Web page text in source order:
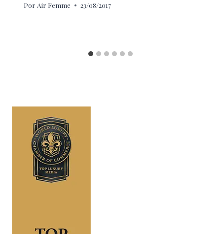
Por Air Femme 23/08/2017